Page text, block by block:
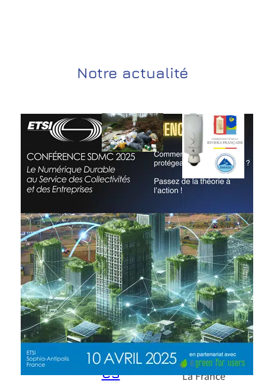
Notre actualité
Collecti
citoyen
s: face
aux
dépôts
sauvag
es des
solution
s
concrèt
es
ances
de
crues et
inondati
ons
avec la
VIGICAM
©
La France